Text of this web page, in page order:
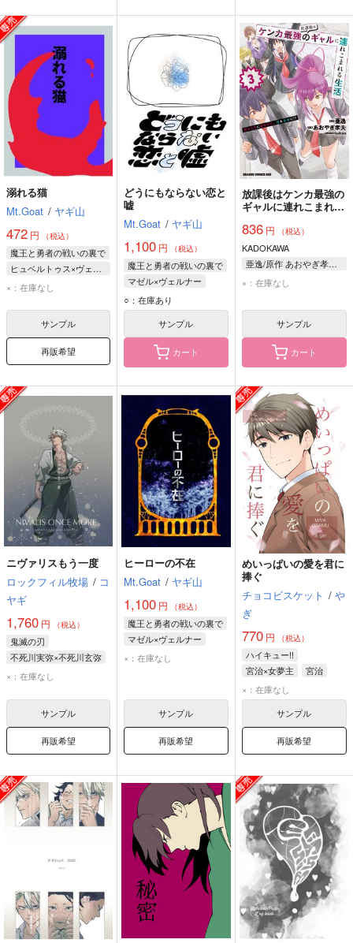
溺れる猫
Mt.Goat / ヤギ山
472 円 （税込）
魔王と勇者の戦いの裏で
ヒュベルトゥス×ヴェルナー
×：在庫なし
サンプル
再販希望
どうにもならない恋と
嘘
Mt.Goat / ヤギ山
1,100 円 （税込）
魔王と勇者の戦いの裏で
マゼル×ヴェルナー
マゼル・ハルティング
○：在庫あり
サンプル
カート
放課後はケンカ最強の
ギャルに連れこまれる
れて、僕も最強に!? 3
836円 （税込）
KADOKAWA
亜逸/原作 あおやぎ孝夫/作画 kakao/キャラクター原案
×：在庫なし
サンプル
カート
ニヴァリスもう一度
ロックフィル牧場 / コ
ヤギ
1,760 円 （税込）
鬼滅の刃
不死川実弥×不死川玄弥
不死川実弥
×：在庫なし
サンプル
再販希望
ヒーローの不在
Mt.Goat / ヤギ山
1,100 円 （税込）
魔王と勇者の戦いの裏で
マゼル×ヴェルナー
×：在庫なし
サンプル
再販希望
めいっぱいの愛を君に
捧ぐ
チョコビスケット / や
ぎ
770円 （税込）
ハイキュー!!
宮治×女夢主
宮治
×：在庫なし
サンプル
再販希望